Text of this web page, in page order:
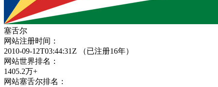
塞舌尔
网站注册时间：
2010-09-12T03:44:31Z
（已注册16年）
网站世界排名：
1405.2万+
网站塞舌尔排名：